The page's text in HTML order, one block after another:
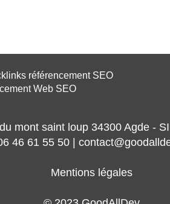
référencement SEO
Web SEO
mont saint loup 34300 Agde -
46 61 55 50 |
Mentions légales